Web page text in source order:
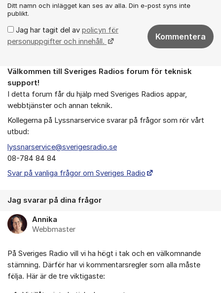
Ditt namn och inlägget kan ses av alla. Din e-post syns inte
publikt.
Jag har tagit del av policyn för
personuppgifter och innehåll.
Kommentera
Om forumet
Välkommen till Sveriges Radios forum för teknisk
support!
I detta forum får du hjälp med Sveriges Radios appar,
webbtjänster och annan teknik.
Kollegerna på Lyssnarservice svarar på frågor som rör vårt
utbud:
lyssnarservice@sverigesradio.se
08-784 84 84
Svar på vanliga frågor om Sveriges Radio
Jag svarar på dina frågor
Annika
Webbmaster
På Sveriges Radio vill vi ha högt i tak och en välkomnande
stämning. Därför har vi kommentarsregler som alla måste
följa. Här är de tre viktigaste: